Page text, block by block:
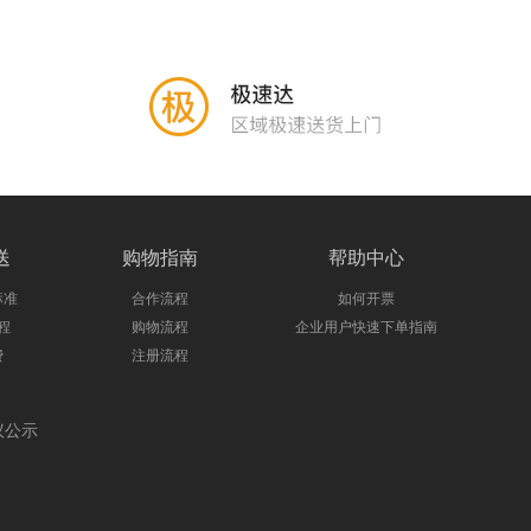
准
购物指南
合作流程
购物流程
注册流程
帮助中心
如何开票
企业用户快速下单指南
公示